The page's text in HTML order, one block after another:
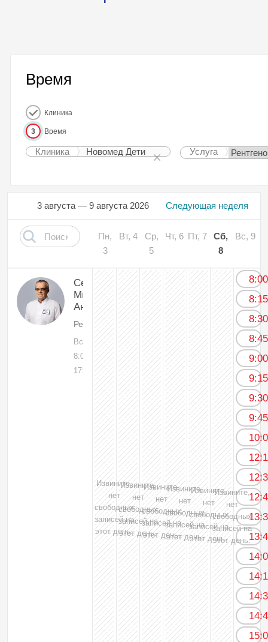
Время
Клиника
3 Время
Клиника Новомед Дети Услуга
Следующая неделя
3 августа — 9 августа 2026
Пн,
3
Вт, 4
Ср,
5
Чт, 6 Пт, 7
Сб,
8
Вс, 9
Себякин
Михаил
Андриянович
Рентгенолог
Вс, 09
8:00-
17:00
Извините,
нет
свободных
записей на
этот день.
Извините,
нет
свободных
записей на
этот день.
Извините,
нет
свободных
записей на
этот день.
Извините,
нет
свободных
записей на
этот день.
Извините,
нет
свободных
записей на
этот день.
Извините,
нет
свободных
записей на
этот день.
8:00
8:15
8:30
8:45
9:00
9:15
9:30
9:45